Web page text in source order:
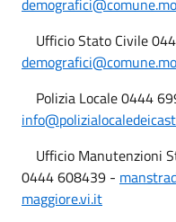
Ufficio Stato Civile
Polizia Locale 0444
Ufficio Manutenzioni
0444 608439 -
maggiore.vi.it